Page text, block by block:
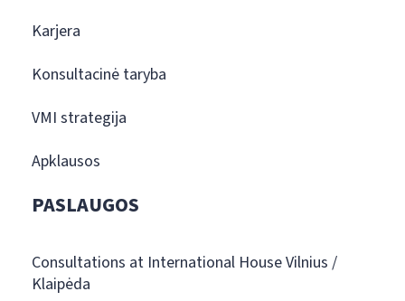
Karjera
Konsultacinė taryba
VMI strategija
Apklausos
PASLAUGOS
Consultations at International House Vilnius /
Klaipėda